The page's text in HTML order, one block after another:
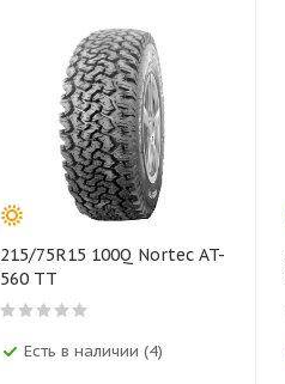
215/75R15 100Q Nortec AT-
560 TT
Есть в наличии (4)